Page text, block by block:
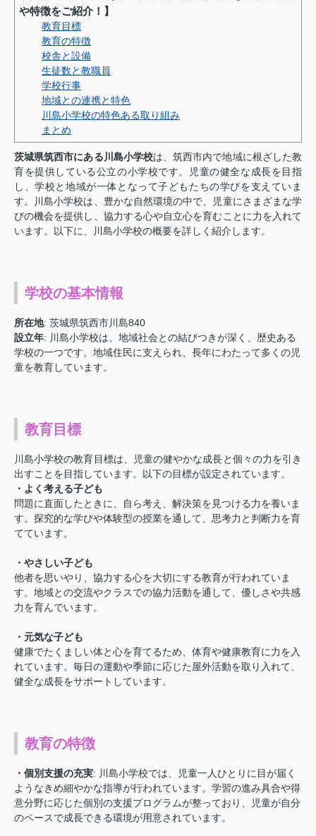
や特徴をご紹介！】
教育目標
教育の特徴
校舎と設備
生徒数と教職員
学校行事
地域との連携と特色
川島小学校の特色ある取り組み
まとめ
茨城県筑西市にある川島小学校は、筑西市内で地域に根ざした教
育を提供している公立の小学校です。児童の健全な成長を目指
し、学校と地域が一体となって子どもたちの学びを支えていま
す。川島小学校は、豊かな自然環境の中で、児童にさまざまな学
びの機会を提供し、協力する心や自立心を育むことに力を入れて
います。以下に、川島小学校の概要を詳しく紹介します。
学校の基本情報
所在地: 茨城県筑西市川島840
設立年: 川島小学校は、地域社会との結びつきが深く、歴史ある
学校の一つです。地域住民に支えられ、長年にわたって多くの児
童を教育しています。
教育目標
川島小学校の教育目標は、児童の健やかな成長と個々の力を引き
出すことを目指しています。以下の目標が設定されています。
・よく考える子ども
問題に直面したときに、自ら考え、解決策を見つける力を養いま
す。探究的な学びや体験型の授業を通して、思考力と判断力を育
てています。
・やさしい子ども
他者を思いやり、協力する心を大切にする教育が行われていま
す。地域との交流やクラスでの協力活動を通して、優しさや共感
力を育んでいます。
・元気な子ども
健康でたくましい体と心を育てるため、体育や健康教育に力を入
れています。毎日の運動や季節に応じた屋外活動を取り入れて、
健全な成長をサポートしています。
教育の特徴
・個別支援の充実: 川島小学校では、児童一人ひとりに目が届く
ようなきめ細やかな指導が行われています。学習の進み具合や得
意分野に応じた個別の支援プログラムが整っており、児童が自分
のペースで成長できる環境が用意されています。